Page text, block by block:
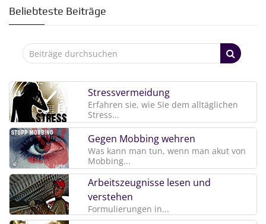
Beliebteste Beiträge
Stressvermeidung
Erfahren sie, wie Sie dem alltäglichen
Stress...
Gegen Mobbing wehren
Was kann man tun, wenn man akut von
Mobbing...
Arbeitszeugnisse lesen und
verstehen
Formulierungen in...